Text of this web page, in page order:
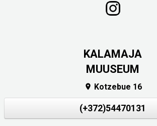
KALAMAJA
MUUSEUM
 Kotzebue 16
(+372)54470131